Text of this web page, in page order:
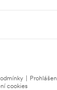
cookies